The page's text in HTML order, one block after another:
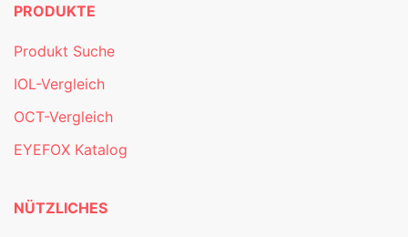
PRODUKTE
Produkt Suche
IOL-Vergleich
OCT-Vergleich
EYEFOX Katalog
NÜTZLICHES